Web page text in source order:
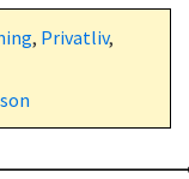
, Privatliv,